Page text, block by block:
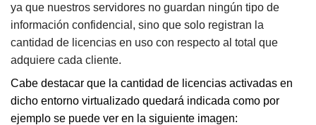
ya que nuestros servidores no guardan ningún tipo de
información confidencial, sino que solo registran la
cantidad de licencias en uso con respecto al total que
adquiere cada cliente.
Cabe destacar que la cantidad de licencias activadas en
dicho entorno virtualizado quedará indicada como por
ejemplo se puede ver en la siguiente imagen: